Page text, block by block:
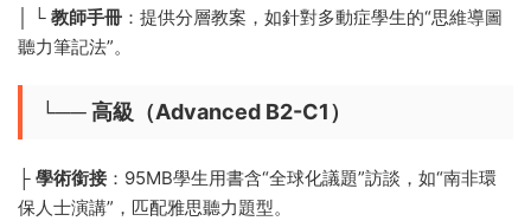
│ └️ ​ ​教師手冊​ ​：提供分層教案，如針對多動症學生的“思維導圖
聽力筆記法”。
└── ​​高級（Advanced B2-C1）​
├️ ​ ​學術銜接​ ​：95MB學生用書含“全球化議題”訪談，如“南非環
保人士演講”，匹配雅思聽力題型。